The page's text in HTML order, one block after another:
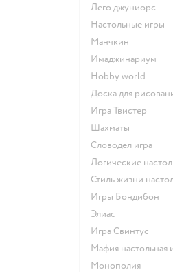
Лего джуниорс
Настольные игры
Манчкин
Имаджинариум
Hobby world
Доска для
Игра Твистер
Шахматы
Словодел игра
Логические
Стиль жизни
Игры Бондибон
Элиас
Игра Свинтус
Мафия настольная
Монополия